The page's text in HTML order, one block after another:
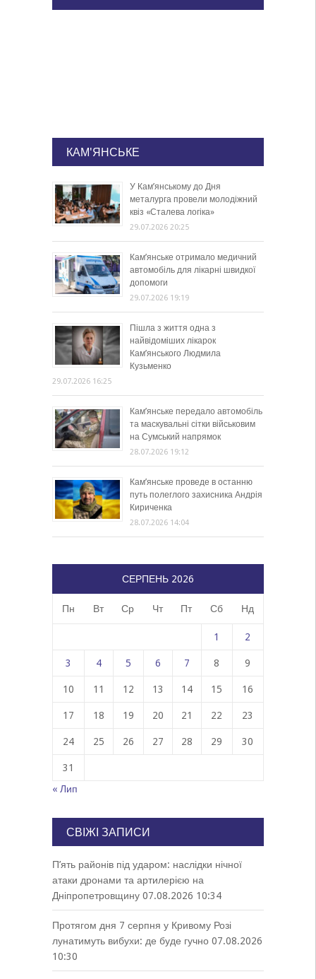
КАМ'ЯНСЬКЕ
У Кам’янському до Дня
металурга провели молодіжний
квіз «Сталева логіка»
29.07.2026 20:25
Кам’янське отримало медичний
автомобіль для лікарні швидкої
допомоги
29.07.2026 19:19
Пішла з життя одна з
найвідоміших лікарок
Кам’янського Людмила
Кузьменко
29.07.2026 16:25
Кам’янське передало автомобіль
та маскувальні сітки військовим
на Сумський напрямок
28.07.2026 19:12
Кам’янське проведе в останню
путь полеглого захисника Андрія
Кириченка
28.07.2026 14:04
СЕРПЕНЬ 2026
Пн Вт Ср Чт Пт Сб Нд
1 2
3 4 5 6 7 8 9
10 11 12 13 14 15 16
17 18 19 20 21 22 23
24 25 26 27 28 29 30
31
« Лип
СВІЖІ ЗАПИСИ
П’ять районів під ударом: наслідки нічної
атаки дронами та артилерією на
Дніпропетровщину 07.08.2026 10:34
Протягом дня 7 серпня у Кривому Розі
лунатимуть вибухи: де буде гучно 07.08.2026
10:30